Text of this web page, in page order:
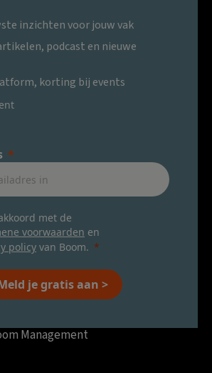
inzichten voor jouw vak
podcast en nieuwe
korting bij events
met de
voorwaarden en
policy van Boom.
je gratis aan >
Management